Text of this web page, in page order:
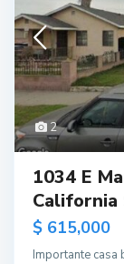
2
1034 E
California
$ 615,000
Importante casa